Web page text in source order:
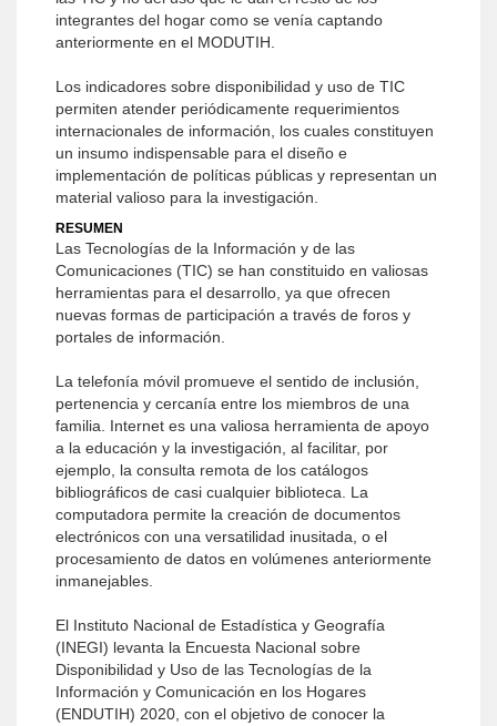
integrantes del hogar como se venía captando
anteriormente en el MODUTIH.
Los indicadores sobre disponibilidad y uso de TIC
permiten atender periódicamente requerimientos
internacionales de información, los cuales constituyen
un insumo indispensable para el diseño e
implementación de políticas públicas y representan un
material valioso para la investigación.
RESUMEN
Las Tecnologías de la Información y de las
Comunicaciones (TIC) se han constituido en valiosas
herramientas para el desarrollo, ya que ofrecen
nuevas formas de participación a través de foros y
portales de información.
La telefonía móvil promueve el sentido de inclusión,
pertenencia y cercanía entre los miembros de una
familia. Internet es una valiosa herramienta de apoyo
a la educación y la investigación, al facilitar, por
ejemplo, la consulta remota de los catálogos
bibliográficos de casi cualquier biblioteca. La
computadora permite la creación de documentos
electrónicos con una versatilidad inusitada, o el
procesamiento de datos en volúmenes anteriormente
inmanejables.
El Instituto Nacional de Estadística y Geografía
(INEGI) levanta la Encuesta Nacional sobre
Disponibilidad y Uso de las Tecnologías de la
Información y Comunicación en los Hogares
(ENDUTIH) 2020, con el objetivo de conocer la